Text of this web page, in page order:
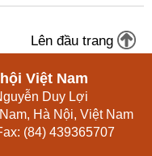
Lên đầu trang
Việt Nam
Duy Lợi
Hà Nội, Việt Nam
(84) 439365707